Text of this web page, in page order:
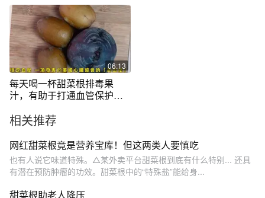
06:13
每天喝一杯甜菜根排毒果
汁，有助于打通血管保护肝
相关推荐
网红甜菜根竟是营养宝库！但这两类人要慎吃
也有人说它味道特殊。△某外卖平台甜菜根到底有什么特别... 还具
有潜在预防肿瘤的功效。甜菜根中的“特殊盐”能给身...
甜菜根助老人降压